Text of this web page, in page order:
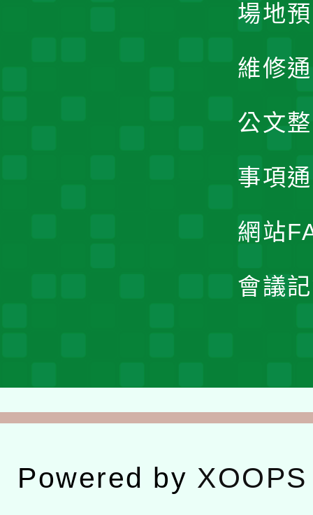
場地
維修
公文
事項
網站
會議
Powered by XOOPS